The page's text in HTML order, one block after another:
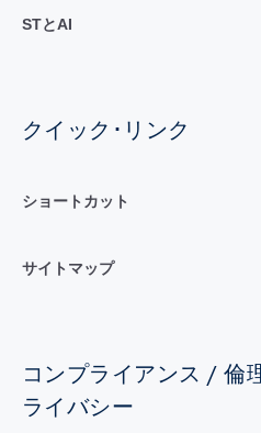
STとAI
クイック･リンク
ショートカット
サイトマップ
コンプライアンス / 倫
ライバシー